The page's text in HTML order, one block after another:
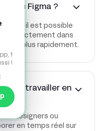
avec Figma ?
il est possible
directement dans
plus rapidement.
de travailler en
designers ou
en temps réel sur
1
!